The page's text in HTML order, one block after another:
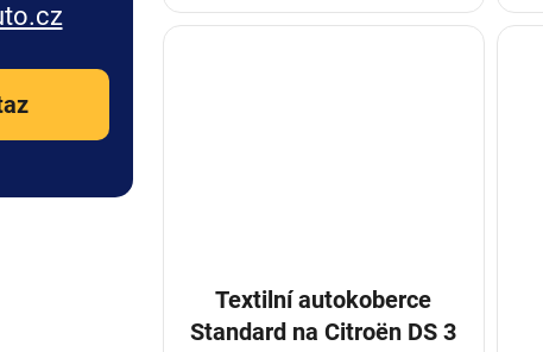
Textilní autokoberce
Standard na Citroën DS 3